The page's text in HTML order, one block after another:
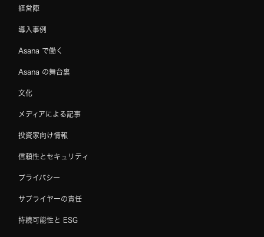
経営陣
導入事例
Asana で働く
Asana の舞台裏
文化
メディアによる記事
投資家向け情報
信頼性とセキュリティ
プライバシー
サプライヤーの責任
持続可能性と ESG